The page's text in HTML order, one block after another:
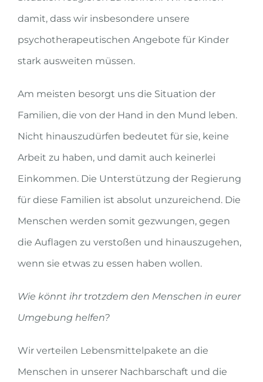
damit, dass wir insbesondere unsere
psychotherapeutischen Angebote für Kinder
stark ausweiten müssen.
Am meisten besorgt uns die Situation der
Familien, die von der Hand in den Mund leben.
Nicht hinauszudürfen bedeutet für sie, keine
Arbeit zu haben, und damit auch keinerlei
Einkommen. Die Unterstützung der Regierung
für diese Familien ist absolut unzureichend. Die
Menschen werden somit gezwungen, gegen
die Auflagen zu verstoßen und hinauszugehen,
wenn sie etwas zu essen haben wollen.
Wie könnt ihr trotzdem den Menschen in eurer
Umgebung helfen?
Wir verteilen Lebensmittelpakete an die
Menschen in unserer Nachbarschaft und die